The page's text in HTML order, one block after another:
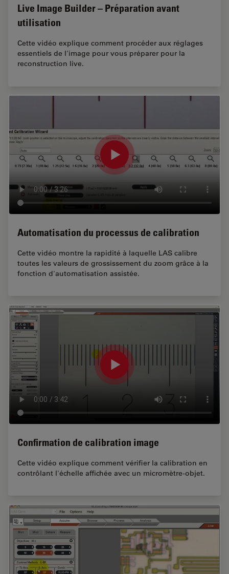
Live Image Builder – Préparation avant
utilisation
Cette vidéo explique comment procéder aux réglages
essentiels de l'image pour vous préparer pour la
reconstruction live.
Automatisation du processus de calibration
Cette vidéo montre la rapidité à laquelle LAS calibre
toutes les valeurs de grossissement du zoom grâce à la
fonction d'automatisation assistée.
Confirmation de calibration image
Cette vidéo explique comment vérifier la calibration en
contrôlant l'échelle affichée avec un micromètre-objet.